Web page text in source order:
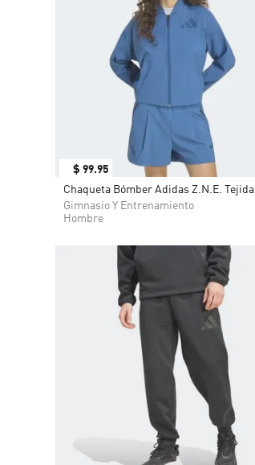
$ 99.95
Chaqueta Bómber Adidas Z.N.E. Tejida
Gimnasio Y Entrenamiento
Hombre